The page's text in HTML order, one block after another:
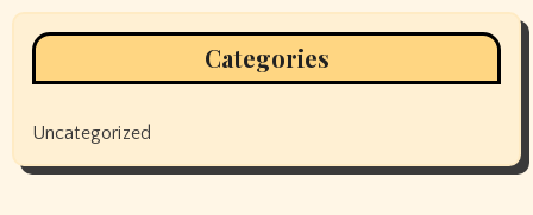
Categories
Uncategorized